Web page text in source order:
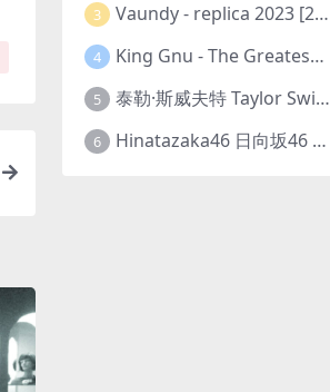
3 Vaundy - replica 2023 [24bit/48kHz] [Hi-Res Flac 1.6GB]
4 King Gnu - The Greatest Unknown 2023 [24Bit/48kHz] [Hi-Res Flac 752MB]
5 泰勒·斯威夫特 Taylor Swift - The Eras Tour 2023 [24bit/44.1kHz] [Hi-Res Flac 2.02GB]
6 Hinatazaka46 日向坂46 - 脈打つ感情 2023 [24bit/96kHz] [Hi-Res Flac 3.3GB]